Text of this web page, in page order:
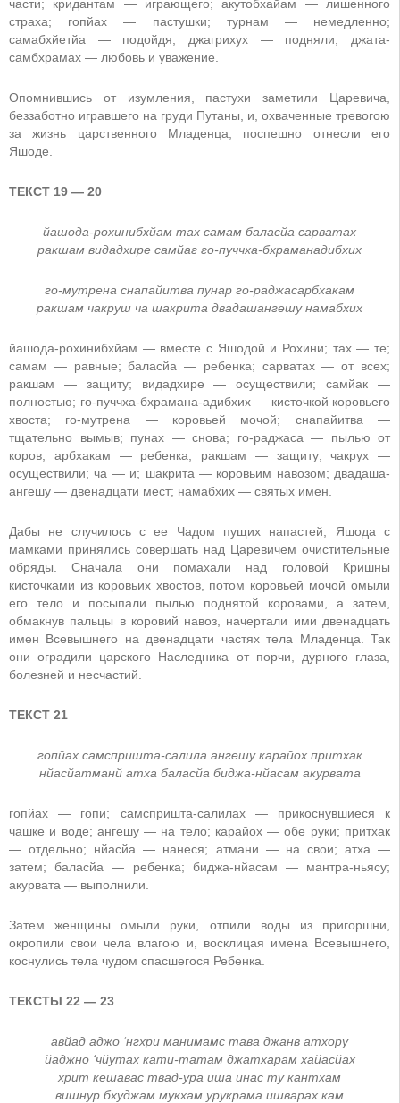
части; кридантам — играющего; акутобхайам — лишенного
страха; гопйах — пастушки; турнам — немедленно;
самабхйетйа — подойдя; джагрихух — подняли; джата-
самбхрамах — любовь и уважение.
Опомнившись от изумления, пастухи заметили Царевича,
беззаботно игравшего на груди Путаны, и, охваченные тревогою
за жизнь царственного Младенца, поспешно отнесли его
Яшоде.
ТЕКСТ 19 — 20
йашода-рохинибхйам тах самам баласйа сарватах
ракшам видадхире самйаг го-пуччха-бхраманадибхих
го-мутрена снапайитва пунар го-раджасарбхакам
ракшам чакруш ча шакрита двадашангешу намабхих
йашода-рохинибхйам — вместе с Яшодой и Рохини; тах — те;
самам — равные; баласйа — ребенка; сарватах — от всех;
ракшам — защиту; видадхире — осуществили; самйак —
полностью; го-пуччха-бхрамана-адибхих — кисточкой коровьего
хвоста; го-мутрена — коровьей мочой; снапайитва —
тщательно вымыв; пунах — снова; го-раджаса — пылью от
коров; арбхакам — ребенка; ракшам — защиту; чакрух —
осуществили; ча — и; шакрита — коровьим навозом; двадаша-
ангешу — двенадцати мест; намабхих — святых имен.
Дабы не случилось с ее Чадом пущих напастей, Яшода с
мамками принялись совершать над Царевичем очистительные
обряды. Сначала они помахали над головой Кришны
кисточками из коровьих хвостов, потом коровьей мочой омыли
его тело и посыпали пылью поднятой коровами, а затем,
обмакнув пальцы в коровий навоз, начертали ими двенадцать
имен Всевышнего на двенадцати частях тела Младенца. Так
они оградили царского Наследника от порчи, дурного глаза,
болезней и несчастий.
ТЕКСТ 21
гопйах самспришта-салила ангешу карайох притхак
нйасйатманй атха баласйа биджа-нйасам акурвата
гопйах — гопи; самспришта-салилах — прикоснувшиеся к
чашке и воде; ангешу — на тело; карайох — обе руки; притхак
— отдельно; нйасйа — нанеся; атмани — на свои; атха —
затем; баласйа — ребенка; биджа-нйасам — мантра-ньясу;
акурвата — выполнили.
Затем женщины омыли руки, отпили воды из пригоршни,
окропили свои чела влагою и, восклицая имена Всевышнего,
коснулись тела чудом спасшегося Ребенка.
ТЕКСТЫ 22 — 23
авйад аджо ‘нгхри манимамс тава джанв атхору
йаджно ‘чйутах кати-татам джатхарам хайасйах
хрит кешавас твад-ура иша инас ту кантхам
вишнур бхуджам мукхам урукрама ишварах кам